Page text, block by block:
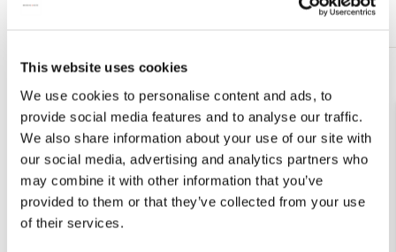
This website uses cookies
We use cookies to personalise content and ads, to
provide social media features and to analyse our traffic.
We also share information about your use of our site with
our social media, advertising and analytics partners who
may combine it with other information that you’ve
provided to them or that they’ve collected from your use
of their services.
Meer van Claude Monet
aan
verlanglijst